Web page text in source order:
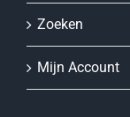
Zoeken
Mijn Account